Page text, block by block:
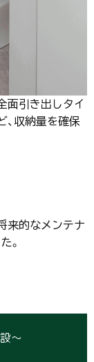
面引き出しタイ
、収納量を確保
来的なメンテナ
。
～